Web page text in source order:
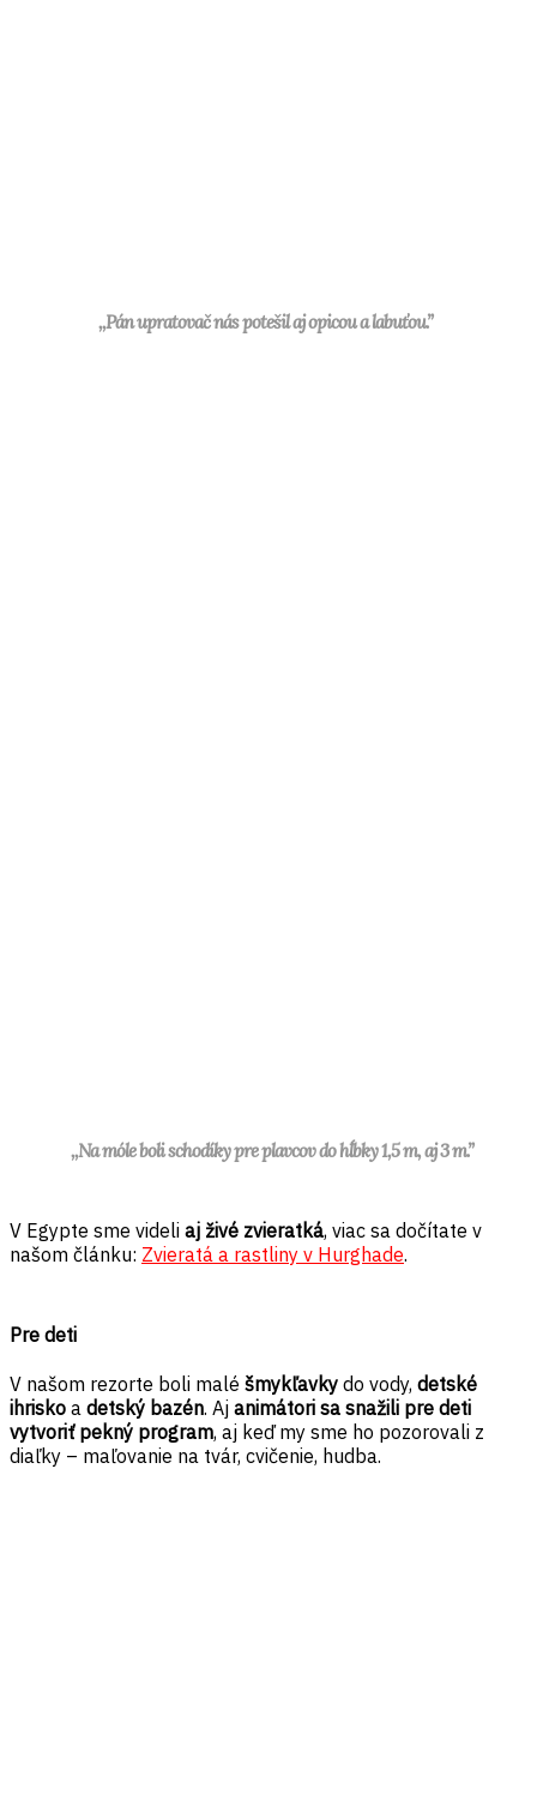
,,Pán upratovač nás potešil aj opicou a labuťou.”
,,Na móle boli schodíky pre plavcov do hĺbky 1,5 m, aj 3 m.”
V Egypte sme videli aj živé zvieratká, viac sa dočítate v
našom článku: Zvieratá a rastliny v Hurghade.
Pre deti
V našom rezorte boli malé šmykľavky do vody, detské
ihrisko a detský bazén. Aj animátori sa snažili pre deti
vytvoriť pekný program, aj keď my sme ho pozorovali z
diaľky – maľovanie na tvár, cvičenie, hudba.